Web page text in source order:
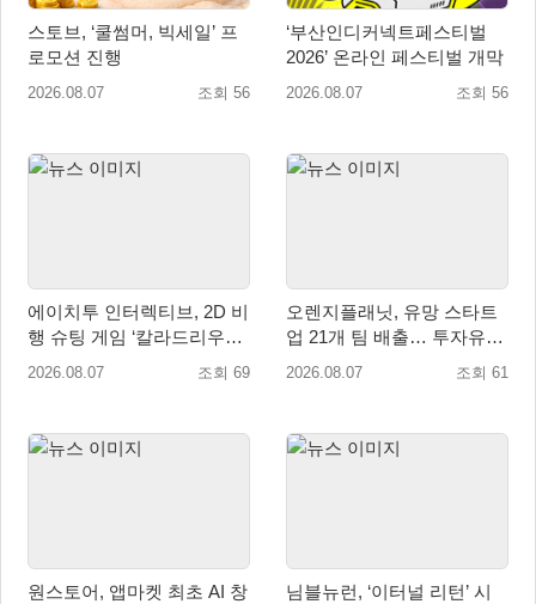
스토브, ‘쿨썸머, 빅세일’ 프
로모션 진행
2026.08.07 조회 56
‘부산인디커넥트페스티벌
2026’ 온라인 페스티벌 개막
2026.08.07 조회 56
에이치투 인터렉티브, 2D 비
행 슈팅 게임 ‘칼라드리우스
2/다크 엘레멘트’ 올 겨울 전
2026.08.07 조회 69
오렌지플래닛, 유망 스타트
업 21개 팀 배출… 투자유치∙
매출성장 성과 눈길
2026.08.07 조회 61
원스토어, 앱마켓 최초 AI 창
님블뉴런, ‘이터널 리턴’ 시